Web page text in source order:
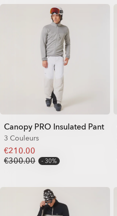
Canopy PRO Insulated Pant
3 Couleurs
€210.00
€300.00
30%